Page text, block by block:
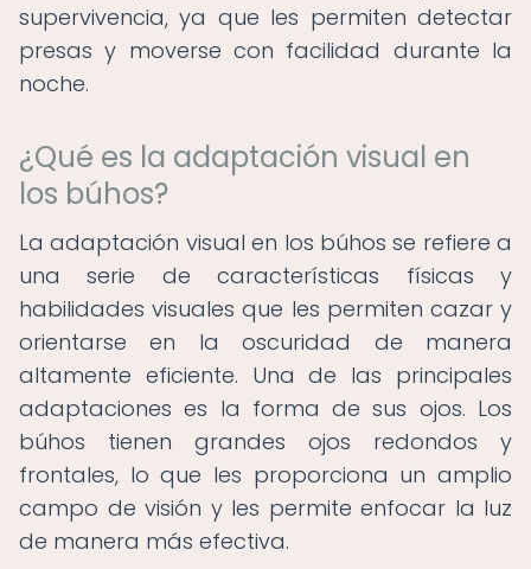
supervivencia, ya que les permiten detectar
presas y moverse con facilidad durante la
noche.
¿Qué es la adaptación visual en
los búhos?
La adaptación visual en los búhos se refiere a
una serie de características físicas y
habilidades visuales que les permiten cazar y
orientarse en la oscuridad de manera
altamente eficiente. Una de las principales
adaptaciones es la forma de sus ojos. Los
búhos tienen grandes ojos redondos y
frontales, lo que les proporciona un amplio
campo de visión y les permite enfocar la luz
de manera más efectiva.